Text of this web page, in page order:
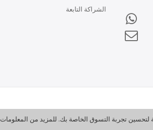
الشراكة التابعة
لتحسين تجربة التسوق الخاصة بك. للمزيد من المعلومات